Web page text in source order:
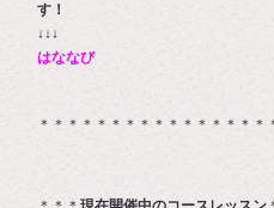
↓↓↓
はななび
＊＊＊＊＊＊＊＊＊＊＊＊＊＊＊＊